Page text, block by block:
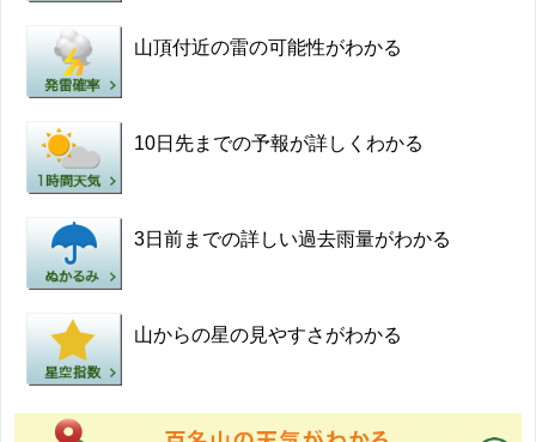
山頂付近の雷の可能性がわかる
10日先までの予報が詳しくわかる
3日前までの詳しい過去雨量がわかる
山からの星の見やすさがわかる